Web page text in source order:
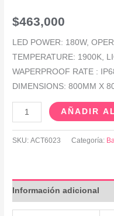
$463,000
LED POWER: 180W,
TEMPERATURE: 1900K,
WAPERPROOF RATE :
DIMENSIONS: 800MM X
AÑADIR
SKU:ACT6023 Categoría:
Información adicional